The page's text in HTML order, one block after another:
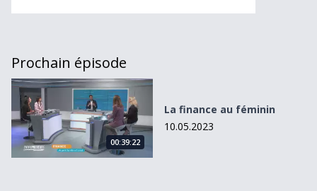
Prochain épisode
La finance au féminin
00:39:22
La finance au féminin
10.05.2023